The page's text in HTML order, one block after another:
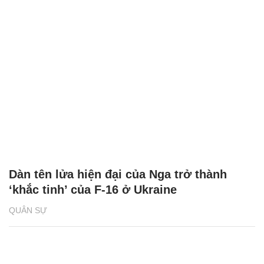
QUÂN SỰ
Dàn tên lửa hiện đại của Nga trở thành
‘khắc tinh’ của F-16 ở Ukraine